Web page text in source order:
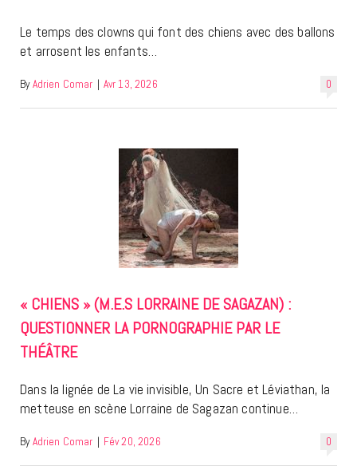
Le temps des clowns qui font des chiens avec des ballons
et arrosent les enfants…
0
By Adrien Comar | Avr 13, 2026
« CHIENS » (M.E.S LORRAINE DE SAGAZAN) :
QUESTIONNER LA PORNOGRAPHIE PAR LE
THÉÂTRE
Dans la lignée de La vie invisible, Un Sacre et Léviathan, la
metteuse en scène Lorraine de Sagazan continue…
0
By Adrien Comar | Fév 20, 2026